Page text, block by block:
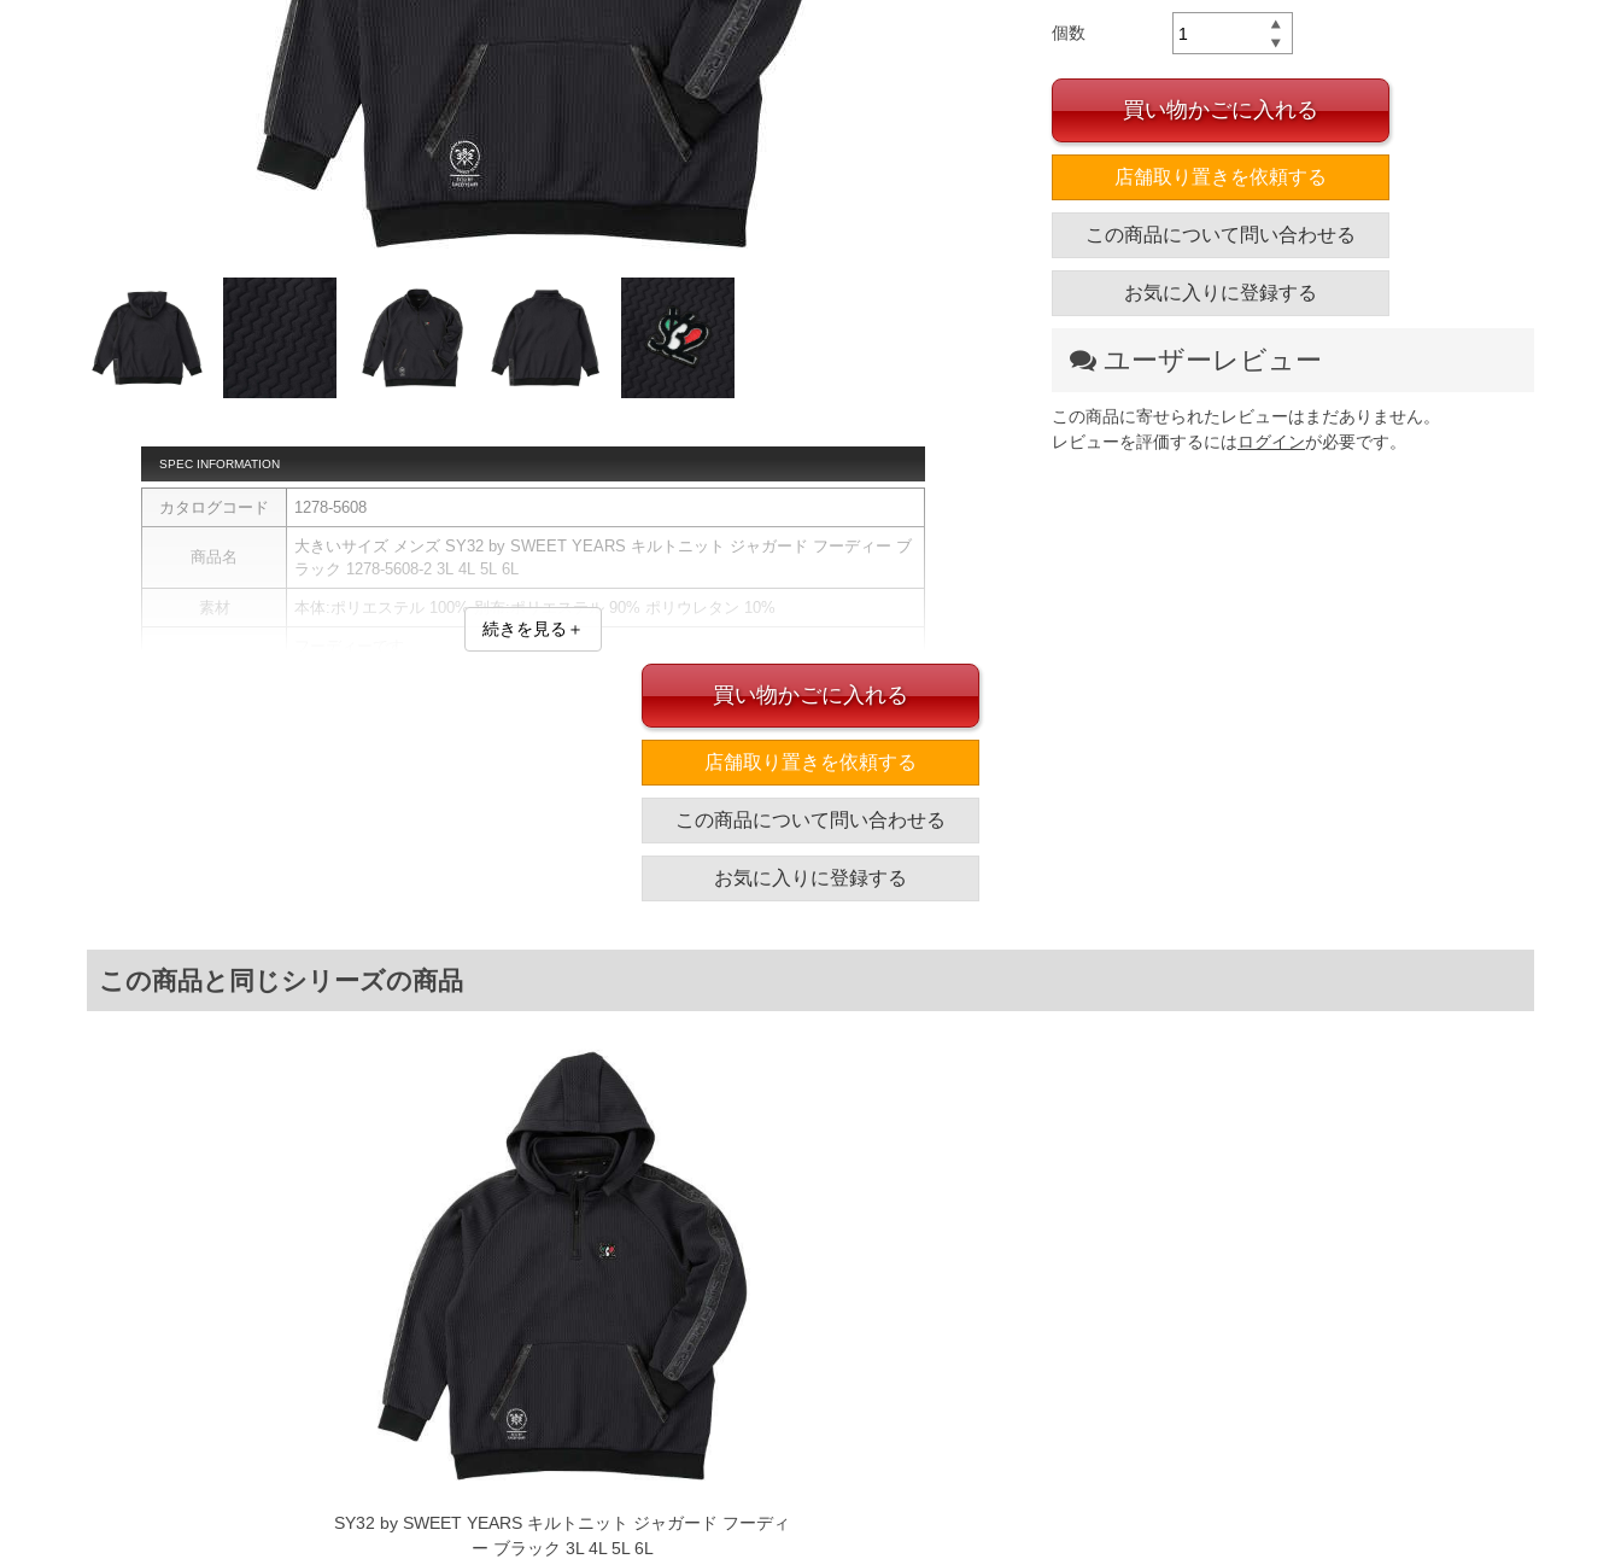
SPEC INFORMATION
カタログコード 1278-5608
商品名
大きいサイズ メンズ SY32 by SWEET YEARS キルトニット ジャガード フーディー ブ
ラック 1278-5608-2 3L 4L 5L 6L
素材 本体:ポリエステル 100% 別布:ポリエステル 90% ポリウレタン 10%
仕様、素材、及び画像のカラーが、実際に入荷する商品と若干異なる場合がございま
裾周り 裄丈 袖口
5L 156
6L 166 84 150 97
26
※商品によって若干のサイズの誤差がございます。また、お客様がご使用の環境（コンピュ
ータ画面）によって、商品の色味が若干異なる場合がございます。予めご了承ください。
※上記サイズが実際の商品に付いているタグのサイズ表記と異なる場合があります。お取り
扱い前に商品付属タグの記載もご確認下さい。
※当店での掲載商品は、実店鋪と在庫を共用しておりますので店頭での売り違い、店舗から
のお取り寄せ等により、お客様にご迷惑をお掛けしてしまう場合がございます。そのような
ことがない様最大限に努めておりますが、もしあった場合速やかにご連絡させて頂きますの
で予めご了承ください。
※【ボトムの裾上げをご希望の場合】
裾上げ料金は500円+税となります。
備考欄に股下●cmとご記入下さい。（裾上げ無料対象商品は1本につき税込6,000円以上の品
が対象。1本5,999円以下の商品は有料（500円+税）となります。）
出荷まで約1週間～20日間程お時間を頂く場合がございます。
尚、裾上げした商品は返品・交換不可となりますので、予めご了承下さい。
一部、お直しに対応出来ない商品がございます。(例：裾にファスナーや調節ひもが付いて
いる、極端なデザインが施されている等)
返品交換希望の方は、商品到着後1週間以内にご連絡ください。
下着(肌着)やワイシャツは商品の性質上、返品交換不可とさせて頂いております。予めご了
続きを見る＋
個数
買い物かごに入れる
店舗取り置きを依頼する
この商品について問い合わせる
お気に入りに登録する
ユーザーレビュー
この商品に寄せられたレビューはまだありません。
レビューを評価するにはログインが必要です。
買い物かごに入れる
店舗取り置きを依頼する
この商品について問い合わせる
お気に入りに登録する
この商品と同じシリーズの商品
SY32 by SWEET YEARS キルトニット ジャガード フーディ
ー ブラック 3L 4L 5L 6L